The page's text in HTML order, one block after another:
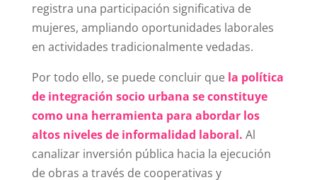
registra una participación significativa de
mujeres, ampliando oportunidades laborales
en actividades tradicionalmente vedadas.
Por todo ello, se puede concluir que la política
de integración socio urbana se constituye
como una herramienta para abordar los
altos niveles de informalidad laboral. Al
canalizar inversión pública hacia la ejecución
de obras a través de cooperativas y